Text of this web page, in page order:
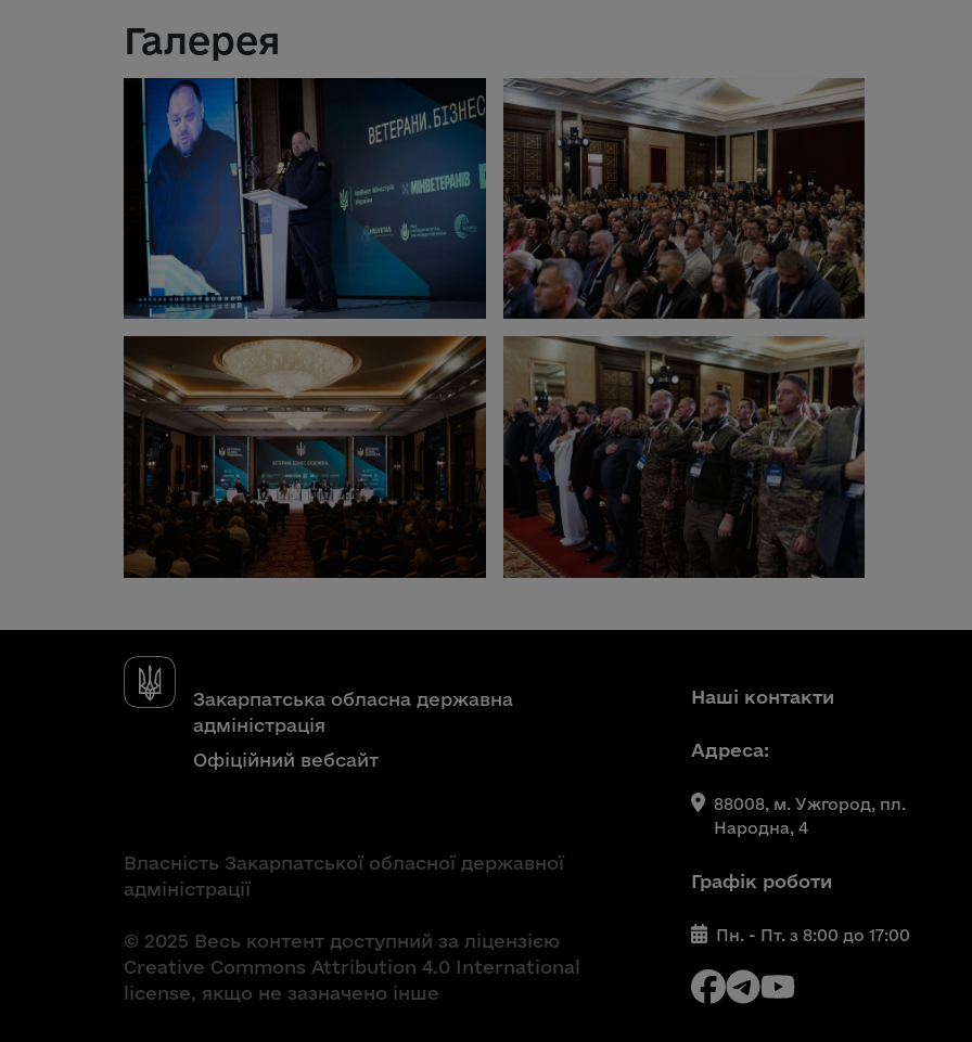
Галерея
Закарпатська обласна державна
адміністрація
Офіційний вебсайт
Власність Закарпатської обласної державної
адміністрації
© 2025 Весь контент доступний за ліцензією
Creative Commons Attribution 4.0 International
license, якщо не зазначено інше
Наші контакти
Адреса:
88008, м. Ужгород, пл.
Народна, 4
Графік роботи
Пн. - Пт. з 8:00 до 17:00